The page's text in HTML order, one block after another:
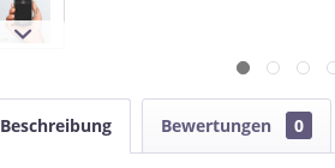
Beschreibung Bewertungen 0